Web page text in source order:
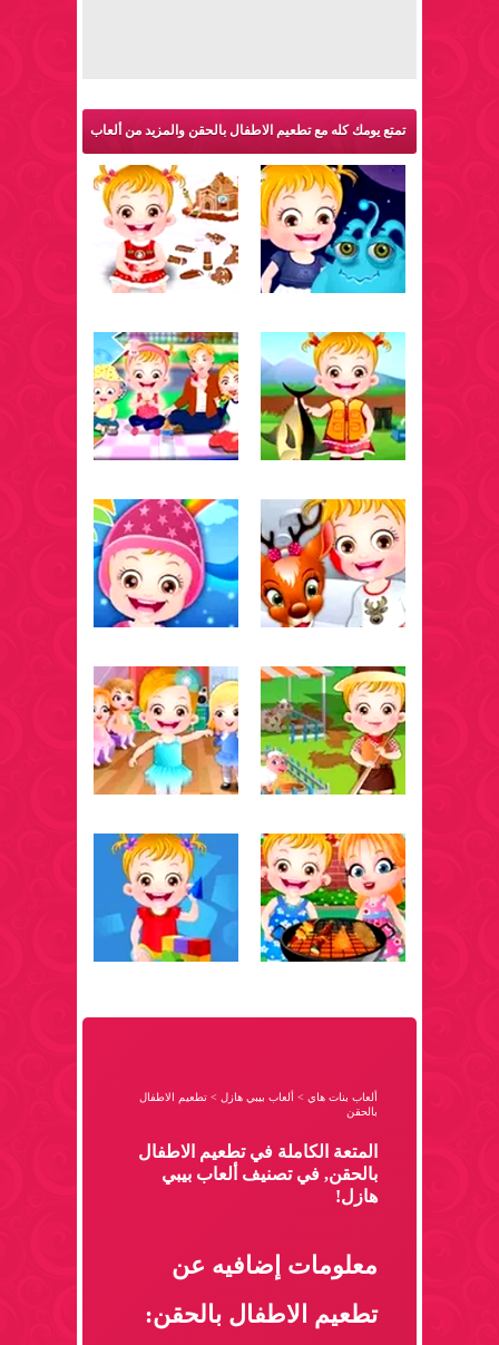
تمتع يومك كله مع تطعيم الاطفال بالحقن والمزيد من ألعاب
بيبي هازل:
ألعاب بنات هاي > ألعاب بيبي هازل > تطعيم الاطفال
بالحقن
المتعة الكاملة في تطعيم الاطفال
بالحقن, في تصنيف ألعاب بيبي
هازل!
معلومات إضافيه عن
تطعيم الاطفال بالحقن: